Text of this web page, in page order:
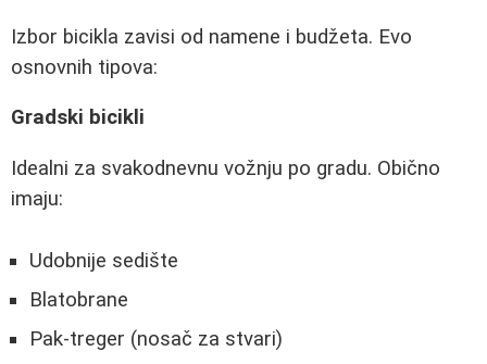
Izbor bicikla zavisi od namene i budžeta. Evo
osnovnih tipova:
Gradski bicikli
Idealni za svakodnevnu vožnju po gradu. Obično
imaju:
Udobnije sedište
Blatobrane
Pak-treger (nosač za stvari)